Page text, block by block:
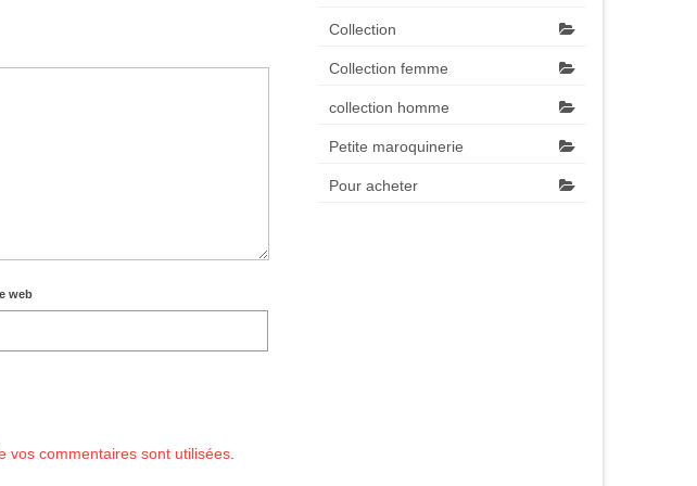
web
vos commentaires sont utilisées
Collection
Collection femme
collection homme
Petite maroquinerie
Pour acheter